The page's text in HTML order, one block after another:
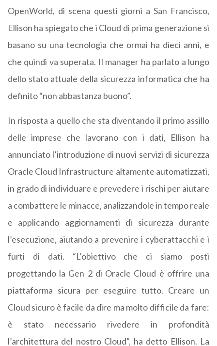
OpenWorld, di scena questi giorni a San Francisco,
Ellison ha spiegato che i Cloud di prima generazione si
basano su una tecnologia che ormai ha dieci anni, e
che quindi va superata. Il manager ha parlato a lungo
dello stato attuale della sicurezza informatica che ha
definito “non abbastanza buono”.
In risposta a quello che sta diventando il primo assillo
delle imprese che lavorano con i dati, Ellison ha
annunciato l’introduzione di nuovi servizi di sicurezza
Oracle Cloud Infrastructure altamente automatizzati,
in grado di individuare e prevedere i rischi per aiutare
a combattere le minacce, analizzandole in tempo reale
e applicando aggiornamenti di sicurezza durante
l’esecuzione, aiutando a prevenire i cyberattacchi e i
furti di dati. “L’obiettivo che ci siamo posti
progettando la Gen 2 di Oracle Cloud è offrire una
piattaforma sicura per eseguire tutto. Creare un
Cloud sicuro è facile da dire ma molto difficile da fare:
è stato necessario rivedere in profondità
l’architettura del nostro Cloud”, ha detto Ellison. La